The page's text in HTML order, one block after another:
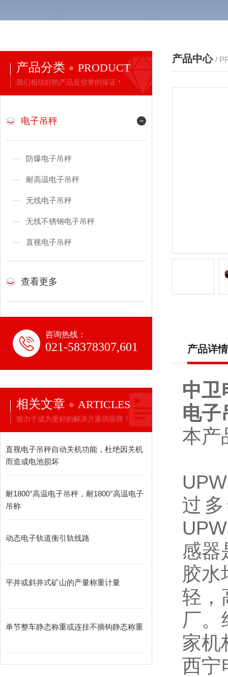
产品分类 PRODUCT
我们相信好的产品是信誉的保证！
电子吊秤
防爆电子吊秤
耐高温电子吊秤
无线电子吊秤
无线不锈钢电子吊秤
直视电子吊秤
查看更多
咨询热线：
021-58378307,601
相关文章 ARTICLES
致力于成为更好的解决方案供应商！
直视电子吊秤自动关机功能，杜绝因关机
而造成电池损坏
耐1800°高温电子吊秤，耐1800°高温电子
吊称
动态电子轨道衡引轨线路
平井或斜井式矿山的产量称重计量
单节整车静态称重或连挂不摘钩静态称重
产品中心 /
产品详情
中卫
电子
本产
过
感器
胶水
轻，
厂。
家机
西宁